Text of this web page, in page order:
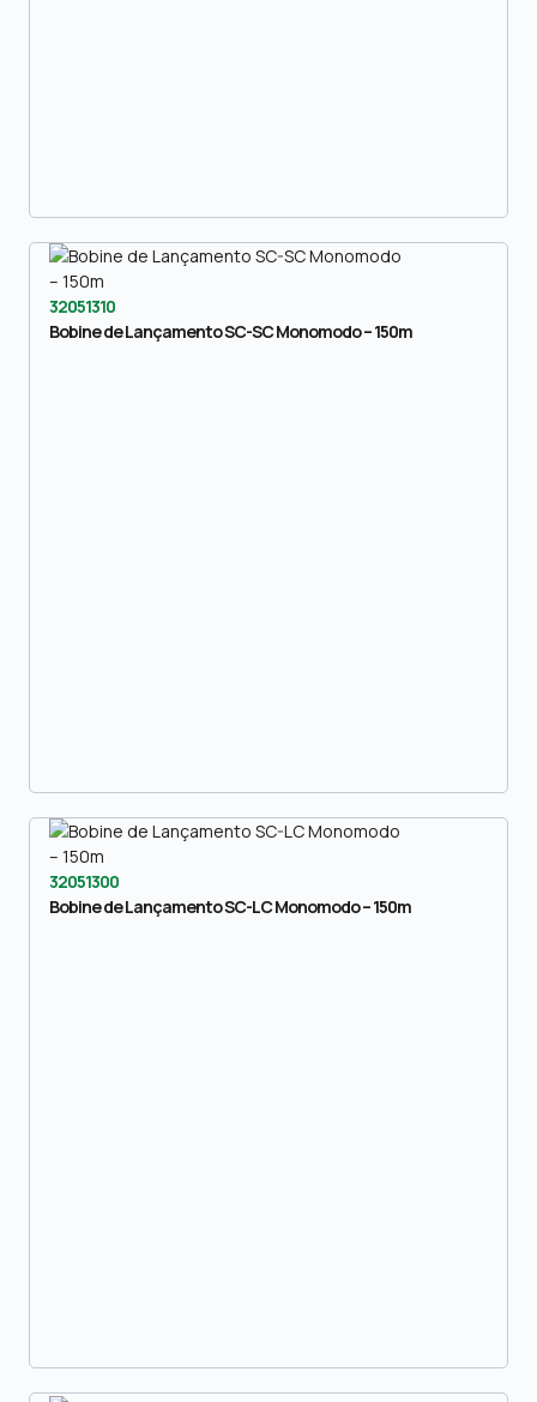
32051310
Bobine de Lançamento SC-SC Monomodo – 150m
32051300
Bobine de Lançamento SC-LC Monomodo – 150m